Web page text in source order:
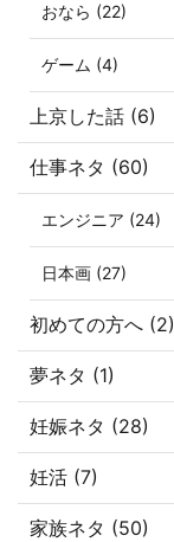
おなら (22)
ゲーム (4)
上京した話 (6)
仕事ネタ (60)
エンジニア (24)
日本画 (27)
初めての方へ (2)
夢ネタ (1)
妊娠ネタ (28)
妊活 (7)
家族ネタ (50)